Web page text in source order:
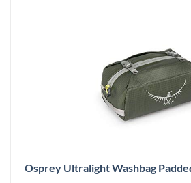
Osprey Ultralight Washbag